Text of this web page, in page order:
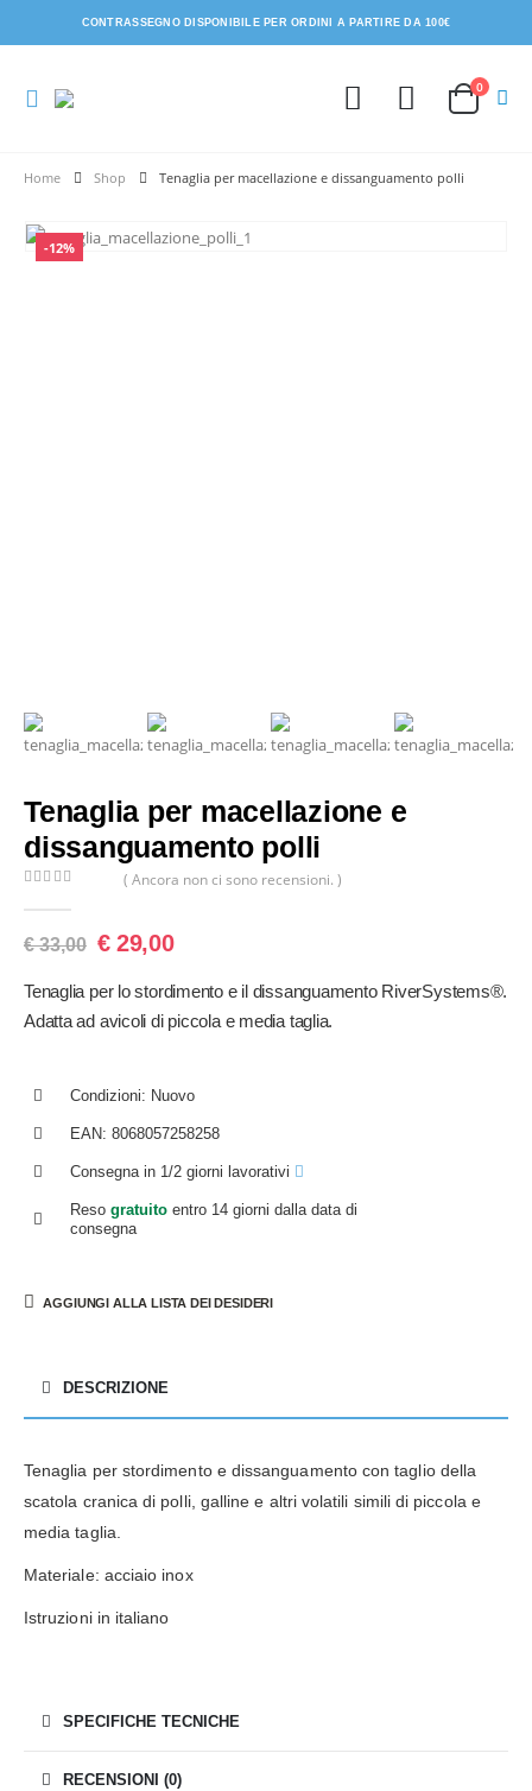
CONTRASSEGNO DISPONIBILE PER ORDINI A PARTIRE DA 100€
0
Shop Tenaglia per macellazione e dissanguamento polli
-12%
Tenaglia per macellazione e
dissanguamento polli
( Ancora non ci sono recensioni. )
€33,00 €29,00
Tenaglia per lo stordimento e il dissanguamento RiverSystems®.
Adatta ad avicoli di piccola e media taglia.
Condizioni: Nuovo
EAN: 8068057258258
Consegna in 1/2 giorni lavorativi
Reso gratuito entro 14 giorni dalla data di
consegna
AGGIUNGI ALLA LISTA DEI DESIDERI
DESCRIZIONE
Tenaglia per stordimento e dissanguamento con taglio della
scatola cranica di polli, galline e altri volatili simili di piccola e
media taglia.
Materiale: acciaio inox
Istruzioni in italiano
SPECIFICHE TECNICHE
RECENSIONI (0)